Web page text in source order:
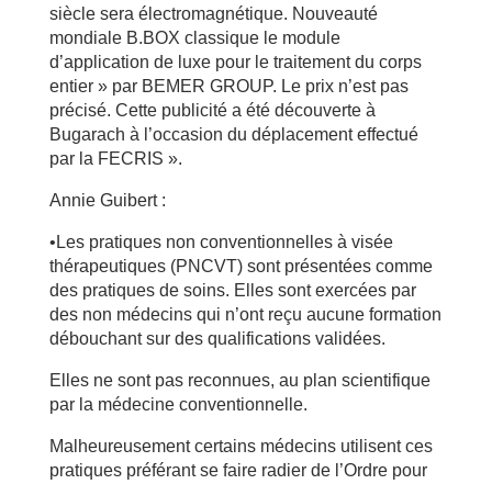
siècle sera électromagnétique. Nouveauté
mondiale B.BOX classique le module
d’application de luxe pour le traitement du corps
entier » par BEMER GROUP. Le prix n’est pas
précisé. Cette publicité a été découverte à
Bugarach à l’occasion du déplacement effectué
par la FECRIS ».
Annie Guibert :
•Les pratiques non conventionnelles à visée
thérapeutiques (PNCVT) sont présentées comme
des pratiques de soins. Elles sont exercées par
des non médecins qui n’ont reçu aucune formation
débouchant sur des qualifications validées.
Elles ne sont pas reconnues, au plan scientifique
par la médecine conventionnelle.
Malheureusement certains médecins utilisent ces
pratiques préférant se faire radier de l’Ordre pour